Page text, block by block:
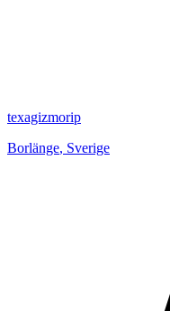
texagizmorip
Borlänge, Sverige